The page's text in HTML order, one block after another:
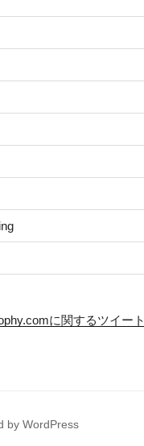
に関するツイート
by WordPress